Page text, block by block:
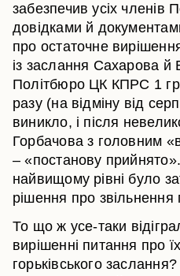
забезпечив усіх членів
довідками й
про остаточне
із заслання Сахарова й
Політбюро ЦК КПРС 1
разу (на відміну від
виникло, і після
Горбачова з головним
– «постанову
найвищому рівні було
рішення про
То що ж усе-таки
вирішенні питання про
горьківського